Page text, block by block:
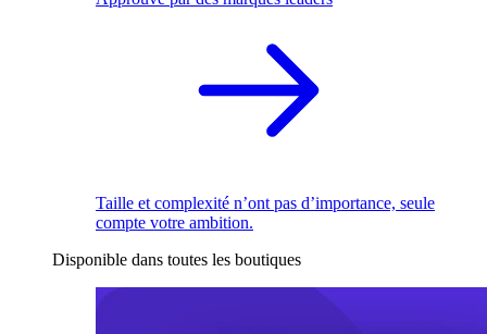
Taille et complexité n’ont pas d’importance, seule
compte votre ambition.
Disponible dans toutes les boutiques